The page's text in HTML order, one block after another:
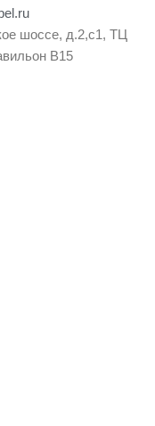
шоссе, д.2,с1, ТЦ
В15